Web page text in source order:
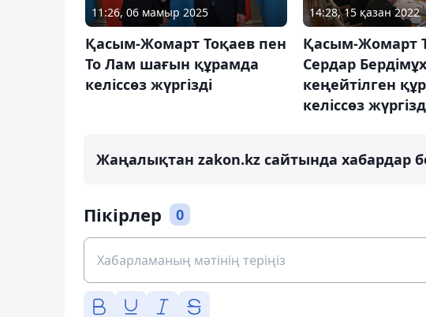
11:26, 06 мамыр 2025
Қасым-Жомарт Тоқаев пен
То Лам шағын құрамда
келіссөз жүргізді
14:28, 15 қазан 2022
Қасым-Жомарт
Сердар
кеңейтілген
келіссөз
Жаңалықтан zakon.kz сайтында хабардар
Пікірлер 0